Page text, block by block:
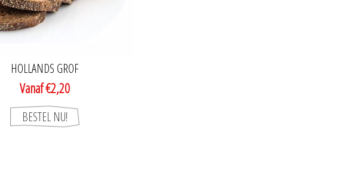
HOLLANDS GROF
Vanaf €2,20